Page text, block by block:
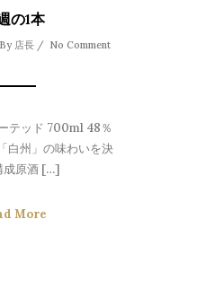
の1本
店長 / No Comment
テッド 700ml 48％
白州」の味わいを決
成原酒 […]
More